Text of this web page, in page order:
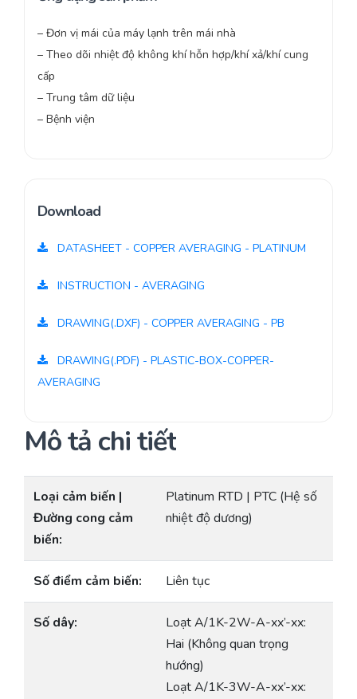
– Đơn vị mái của máy lạnh trên mái nhà
– Theo dõi nhiệt độ không khí hỗn hợp/khí xả/khí cung
cấp
– Trung tâm dữ liệu
– Bệnh viện
Download
DATASHEET - COPPER AVERAGING - PLATINUM
INSTRUCTION - AVERAGING
DRAWING(.DXF) - COPPER AVERAGING - PB
DRAWING(.PDF) - PLASTIC-BOX-COPPER-
AVERAGING
Mô tả chi tiết
Loại cảm biến |
Đường cong cảm
biến:
Platinum RTD | PTC (Hệ số
nhiệt độ dương)
Số điểm cảm biến: Liên tục
Số dây:
Loạt A/1K-2W-A-xx’-xx:
Hai (Không quan trọng
hướng)
Loạt A/1K-3W-A-xx’-xx: